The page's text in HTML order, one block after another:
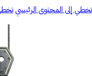
تخطي إلى المحتوى الرئيسي